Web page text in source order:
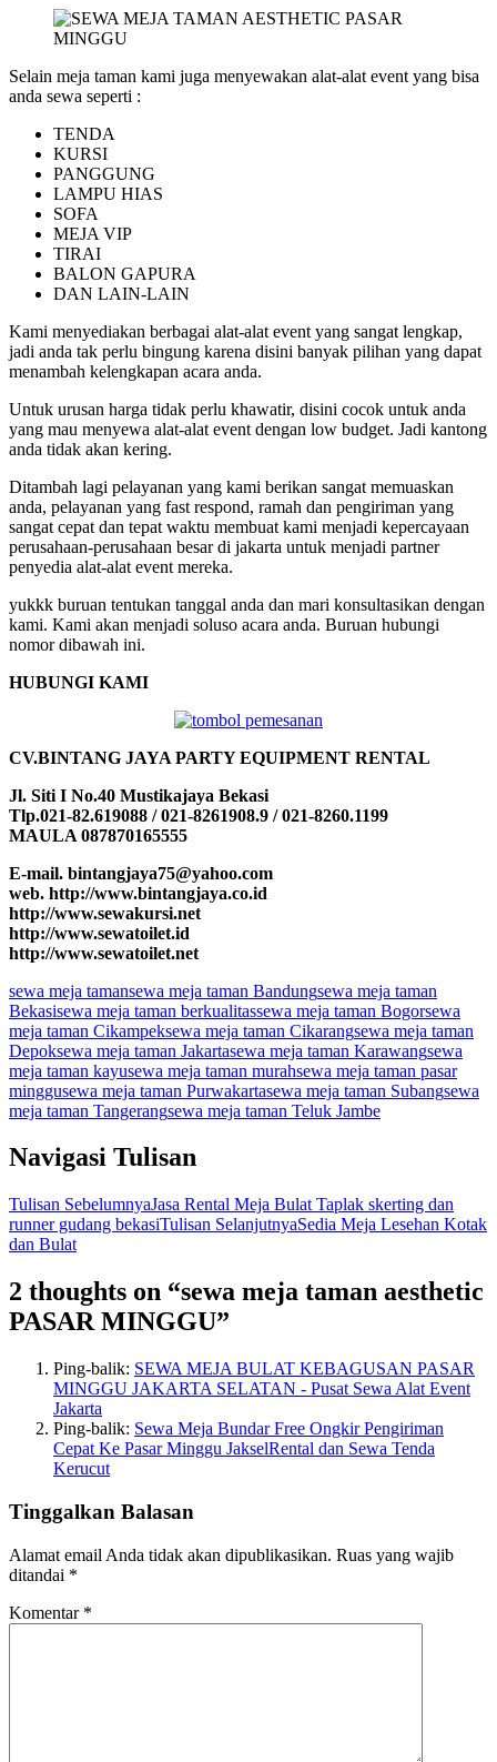
Selain meja taman kami juga menyewakan alat-alat event yang bisa
anda sewa seperti :
TENDA
KURSI
PANGGUNG
LAMPU HIAS
SOFA
MEJA VIP
TIRAI
BALON GAPURA
DAN LAIN-LAIN
Kami menyediakan berbagai alat-alat event yang sangat lengkap,
jadi anda tak perlu bingung karena disini banyak pilihan yang dapat
menambah kelengkapan acara anda.
Untuk urusan harga tidak perlu khawatir, disini cocok untuk anda
yang mau menyewa alat-alat event dengan low budget. Jadi kantong
anda tidak akan kering.
Ditambah lagi pelayanan yang kami berikan sangat memuaskan
anda, pelayanan yang fast respond, ramah dan pengiriman yang
sangat cepat dan tepat waktu membuat kami menjadi kepercayaan
perusahaan-perusahaan besar di jakarta untuk menjadi partner
penyedia alat-alat event mereka.
yukkk buruan tentukan tanggal anda dan mari konsultasikan dengan
kami. Kami akan menjadi soluso acara anda. Buruan hubungi
nomor dibawah ini.
HUBUNGI KAMI
CV.BINTANG JAYA PARTY EQUIPMENT RENTAL
Jl. Siti I No.40 Mustikajaya Bekasi
Tlp.021-82.619088 / 021-8261908.9 / 021-8260.1199
MAULA 087870165555
E-mail. bintangjaya75@yahoo.com
web. http://www.bintangjaya.co.id
http://www.sewakursi.net
http://www.sewatoilet.id
http://www.sewatoilet.net
sewa meja tamansewa meja taman Bandungsewa meja taman
Bekasisewa meja taman berkualitassewa meja taman Bogorsewa
meja taman Cikampeksewa meja taman Cikarangsewa meja taman
Depoksewa meja taman Jakartasewa meja taman Karawangsewa
meja taman kayusewa meja taman murahsewa meja taman pasar
minggusewa meja taman Purwakartasewa meja taman Subangsewa
meja taman Tangerangsewa meja taman Teluk Jambe
Navigasi Tulisan
Tulisan SebelumnyaJasa Rental Meja Bulat Taplak skerting dan
runner gudang bekasiTulisan SelanjutnyaSedia Meja Lesehan Kotak
dan Bulat
2 thoughts on “sewa meja taman aesthetic
PASAR MINGGU”
Ping-balik: SEWA MEJA BULAT KEBAGUSAN PASAR
MINGGU JAKARTA SELATAN - Pusat Sewa Alat Event
Jakarta
Ping-balik: Sewa Meja Bundar Free Ongkir Pengiriman
Cepat Ke Pasar Minggu JakselRental dan Sewa Tenda
Kerucut
Tinggalkan Balasan
Alamat email Anda tidak akan dipublikasikan. Ruas yang wajib
ditandai *
Komentar *